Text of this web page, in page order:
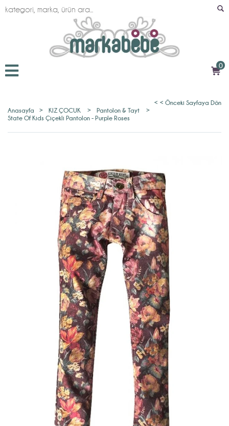
0
< < Önceki Sayfaya Dön
Anasayfa
> KIZ ÇOCUK > Pantolon & Tayt
>
State Of Kids Çiçekli Pantolon - Purple Roses